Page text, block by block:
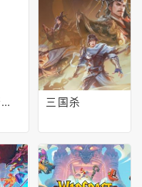
吸血鬼爬行者: 屠戮地牢的吸血鬼幸存者 三国杀